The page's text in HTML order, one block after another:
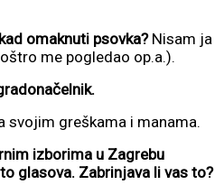
omaknuti psovka?Nisam ja
me pogledao op.a.).
svojim greškama i manama.
izborima u Zagrebu
glasova. Zabrinjava li vas to?